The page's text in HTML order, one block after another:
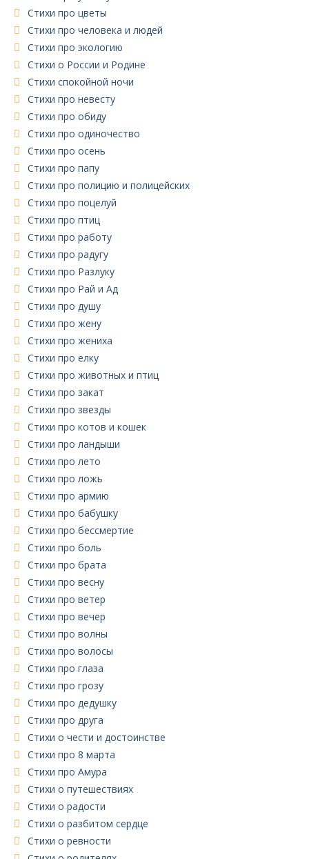
Стихи про цветы
Стихи про человека и людей
Стихи про экологию
Стихи о России и Родине
Стихи спокойной ночи
Стихи про невесту
Стихи про обиду
Стихи про одиночество
Стихи про осень
Стихи про папу
Стихи про полицию и полицейских
Стихи про поцелуй
Стихи про птиц
Стихи про работу
Стихи про радугу
Стихи про Разлуку
Стихи про Рай и Ад
Стихи про душу
Стихи про жену
Стихи про жениха
Стихи про елку
Стихи про животных и птиц
Стихи про закат
Стихи про звезды
Стихи про котов и кошек
Стихи про ландыши
Стихи про лето
Стихи про ложь
Стихи про армию
Стихи про бабушку
Стихи про бессмертие
Стихи про боль
Стихи про брата
Стихи про весну
Стихи про ветер
Стихи про вечер
Стихи про волны
Стихи про волосы
Стихи про глаза
Стихи про грозу
Стихи про дедушку
Стихи про друга
Стихи о чести и достоинстве
Стихи про 8 марта
Стихи про Амура
Стихи о путешествиях
Стихи о радости
Стихи о разбитом сердце
Стихи о ревности